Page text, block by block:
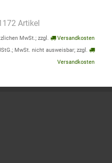
Artikel
MwSt.; zzgl.
Versandkosten
MwSt. nicht ausweisbar; zzgl.
Versandkosten